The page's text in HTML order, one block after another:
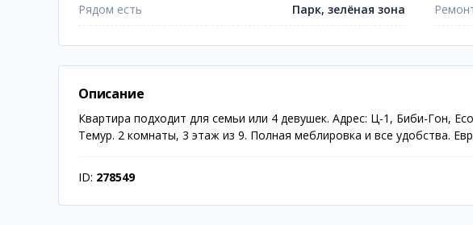
Рядом есть Парк, зелёная зона
Описание
Квартира подходит для семьи или 4 девушек. Адрес: Ц-1, Биби-Гон,
Темур. 2 комнаты, 3 этаж из 9. Полная меблировка и все удобства.
ID: 278549